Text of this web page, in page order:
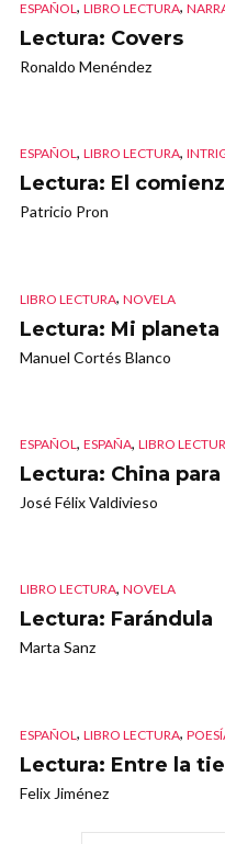
ESPAÑOL , LIBRO LECTURA,
Lectura: Covers
Ronaldo Menéndez
ESPAÑOL, LIBRO LECTURA,
Lectura: El
Patricio Pron
LIBRO LECTURA, NOVELA
Lectura: Mi
Manuel Cortés Blanco
ESPAÑOL, ESPAÑA, LIBRO
Lectura: China
José Félix Valdivieso
LIBRO LECTURA, NOVELA
Lectura: Farándula
Marta Sanz
ESPAÑOL , LIBRO LECTURA,
Lectura: Entre la
Felix Jiménez